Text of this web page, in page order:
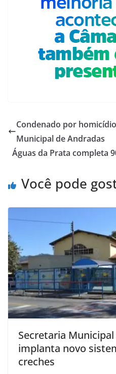
Condenado por
Municipal de Andradas
Águas da Prata completa
Você pode
Secretaria Municipal
implanta novo
creches